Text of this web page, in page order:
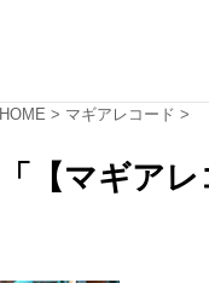
HOME > マギアレコード >
「【マギア